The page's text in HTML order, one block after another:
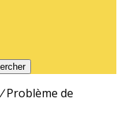
/ Problème de